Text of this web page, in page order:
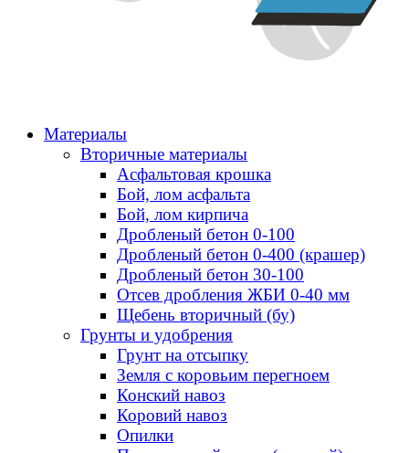
Материалы
Вторичные материалы
Асфальтовая крошка
Бой, лом асфальта
Бой, лом кирпича
Дробленый бетон 0-100
Дробленый бетон 0-400 (крашер)
Дробленый бетон 30-100
Отсев дробления ЖБИ 0-40 мм
Щебень вторичный (бу)
Грунты и удобрения
Грунт на отсыпку
Земля с коровьим перегноем
Конский навоз
Коровий навоз
Опилки